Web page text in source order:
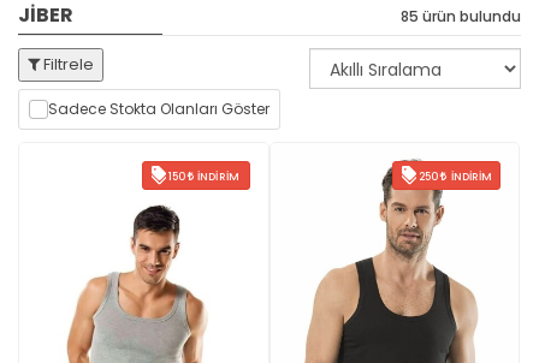
JIBER 85 ürün bulundu
Filtrele
Sadece Stokta Olanları Göster
150 İNDIRIM 250 İNDIRIM